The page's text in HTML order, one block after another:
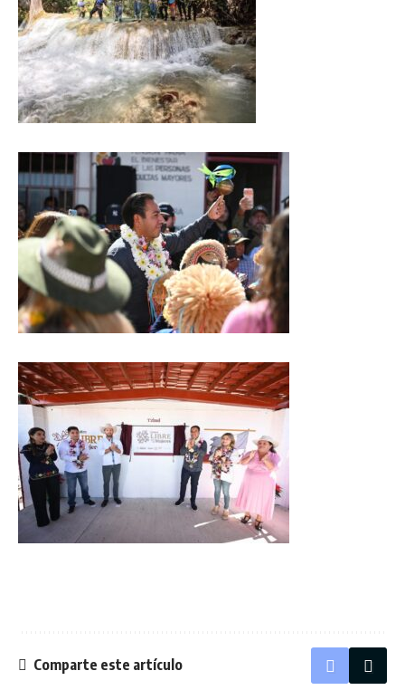
Comparte este artículo